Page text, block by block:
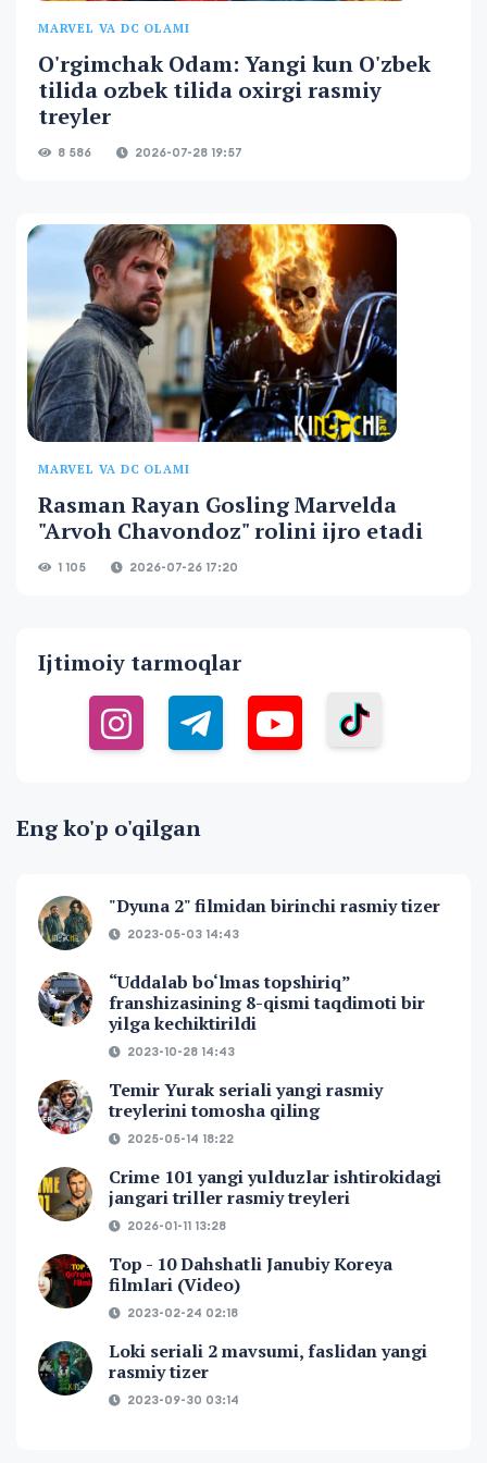
MARVEL VA DC OLAMI
O'rgimchak Odam: Yangi kun O'zbek
tilida ozbek tilida oxirgi rasmiy
treyler
8 586 2026-07-28 19:57
MARVEL VA DC OLAMI
Rasman Rayan Gosling Marvelda
"Arvoh Chavondoz" rolini ijro etadi
1 105 2026-07-26 17:20
Ijtimoiy tarmoqlar
Eng ko'p o'qilgan
"Dyuna 2" filmidan birinchi rasmiy tizer
2023-05-03 14:43
“Uddalab bo‘lmas topshiriq”
franshizasining 8-qismi taqdimoti bir
yilga kechiktirildi
2023-10-28 14:43
Temir Yurak seriali yangi rasmiy
treylerini tomosha qiling
2025-05-14 18:22
Crime 101 yangi yulduzlar ishtirokidagi
jangari triller rasmiy treyleri
2026-01-11 13:28
Top - 10 Dahshatli Janubiy Koreya
filmlari (Video)
2023-02-24 02:18
Loki seriali 2 mavsumi, faslidan yangi
rasmiy tizer
2023-09-30 03:14